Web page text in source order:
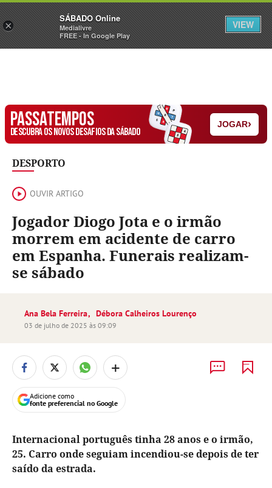
Sábado Assine Iniciar Sessão
PASSATEMPOS
DESCUBRA OS NOVOS DESAFIOS DA SÁBADO
JOGAR›
DESPORTO
OUVIR ARTIGO
Jogador Diogo Jota e o irmão
morrem em acidente de carro
em Espanha. Funerais realizam-
se sábado
Ana Bela Ferreira Débora Calheiros Lourenço
03 de julho de 2025 às 09:09
+
Adicione como
fonte preferencial no Google
Internacional português tinha 28 anos e o irmão,
25. Carro onde seguiam incendiou-se depois de ter
saído da estrada.
×
SÁBADO Online
Medialivre
FREE - In Google Play
VIEW